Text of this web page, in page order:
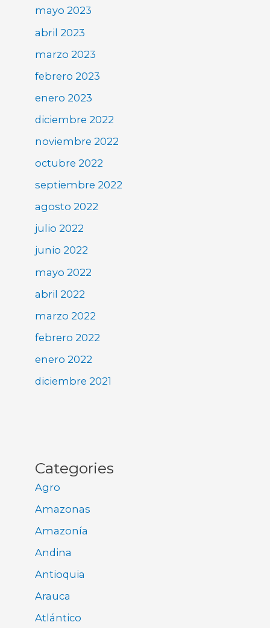
mayo 2023
abril 2023
marzo 2023
febrero 2023
enero 2023
diciembre 2022
noviembre 2022
octubre 2022
septiembre 2022
agosto 2022
julio 2022
junio 2022
mayo 2022
abril 2022
marzo 2022
febrero 2022
enero 2022
diciembre 2021
Categories
Agro
Amazonas
Amazonía
Andina
Antioquia
Arauca
Atlántico